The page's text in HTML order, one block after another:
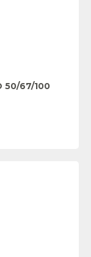
50/67/100